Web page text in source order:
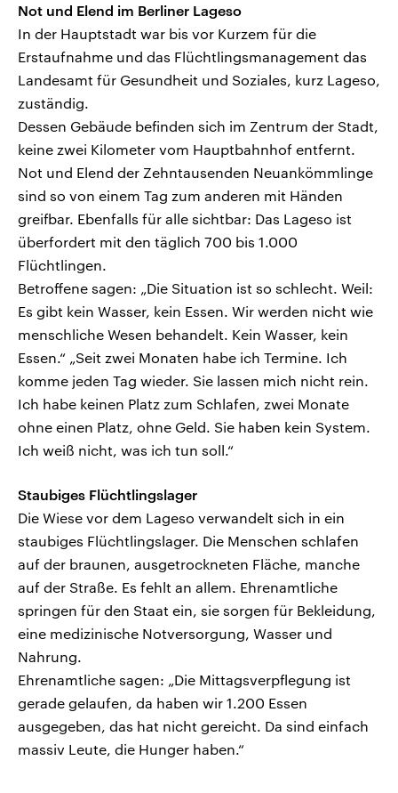
Not und Elend im Berliner Lageso
In der Hauptstadt war bis vor Kurzem für die
Erstaufnahme und das Flüchtlingsmanagement das
Landesamt für Gesundheit und Soziales, kurz Lageso,
zuständig.
Dessen Gebäude befinden sich im Zentrum der Stadt,
keine zwei Kilometer vom Hauptbahnhof entfernt.
Not und Elend der Zehntausenden Neuankömmlinge
sind so von einem Tag zum anderen mit Händen
greifbar. Ebenfalls für alle sichtbar: Das Lageso ist
überfordert mit den täglich 700 bis 1.000
Flüchtlingen.
Betroffene sagen: „Die Situation ist so schlecht. Weil:
Es gibt kein Wasser, kein Essen. Wir werden nicht wie
menschliche Wesen behandelt. Kein Wasser, kein
Essen.“ „Seit zwei Monaten habe ich Termine. Ich
komme jeden Tag wieder. Sie lassen mich nicht rein.
Ich habe keinen Platz zum Schlafen, zwei Monate
ohne einen Platz, ohne Geld. Sie haben kein System.
Ich weiß nicht, was ich tun soll.“
Staubiges Flüchtlingslager
Die Wiese vor dem Lageso verwandelt sich in ein
staubiges Flüchtlingslager. Die Menschen schlafen
auf der braunen, ausgetrockneten Fläche, manche
auf der Straße. Es fehlt an allem. Ehrenamtliche
springen für den Staat ein, sie sorgen für Bekleidung,
eine medizinische Notversorgung, Wasser und
Nahrung.
Ehrenamtliche sagen: „Die Mittagsverpflegung ist
gerade gelaufen, da haben wir 1.200 Essen
ausgegeben, das hat nicht gereicht. Da sind einfach
massiv Leute, die Hunger haben.“